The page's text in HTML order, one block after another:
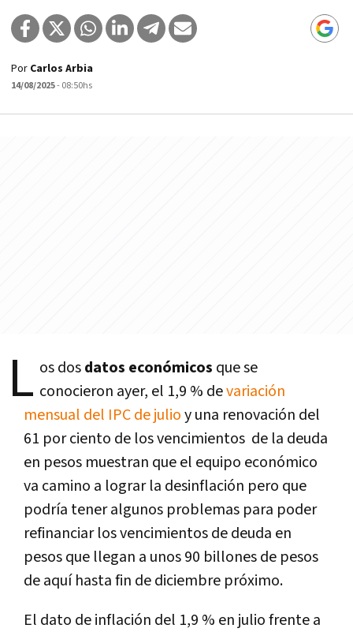
Por Carlos Arbia
14/08/2025- 08:50hs
L os dosdatos económicos que se
conocieron ayer, el 1,9 % devariación
mensual del IPC de julioy una renovación del
61 por ciento de los vencimientos de la deuda
en pesos muestran que el equipo económico
va camino a lograr la desinflación pero que
podría tener algunos problemas para poder
refinanciar los vencimientos de deuda en
pesos que llegan a unos 90 billones de pesos
de aquí hasta fin de diciembre próximo.
El dato de inflación del 1,9 % en julio frente a